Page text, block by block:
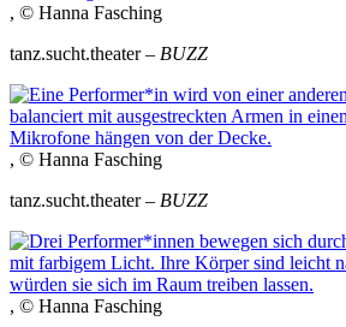
, © Hanna Fasching
tanz.sucht.theater – BUZZ
, © Hanna Fasching
tanz.sucht.theater – BUZZ
, © Hanna Fasching